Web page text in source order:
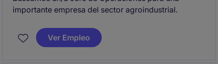
importante empresa del sector agroindustrial.
Ver Empleo